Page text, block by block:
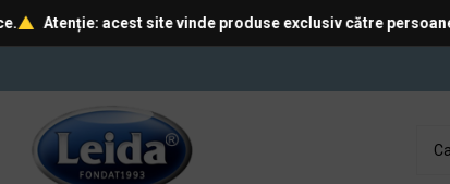
acest site vinde produse exclusiv către persoane juridice.